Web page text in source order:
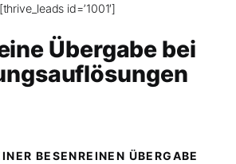
[thrive_leads id=’1001′]
Übergabe bei
BESENREINEN ÜBERGABE